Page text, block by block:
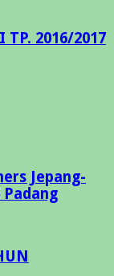
2016/2017
Jepang-